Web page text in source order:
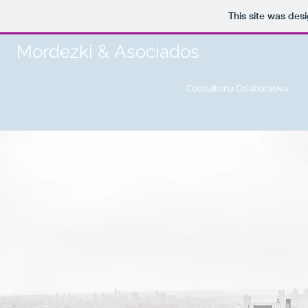
This site was
Mordezki & Asociados
Consultoria Colaborativa